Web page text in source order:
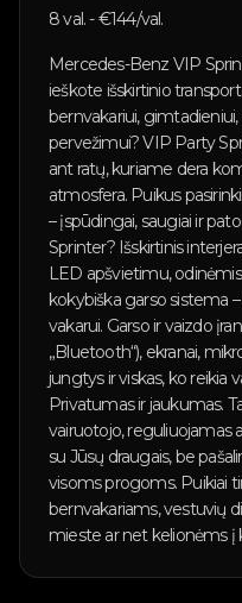
8val. - €144/val.
Mercedes-Benz VIP
ieškote išskirtinio
bernvakariui,
pervežimui? VIP Party
ant ratų, kuriame dera
atmosfera. Puikus
– įspūdingai, saugiai ir
Sprinter? Išskirtinis
LED apšvietimu,
kokybiška garso sistema
vakarui. Garso ir vaizdo
„Bluetooth“), ekranai,
jungtys ir viskas, ko reikia
Privatumas ir jaukumas.
vairuotojo, reguliuojamas
su Jūsų draugais, be
visoms progoms. Puikiai
bernvakariams, vestuvių
mieste ar net kelionėms į